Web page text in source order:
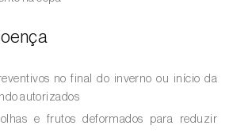
no final do inverno ou início da
autorizados
e frutos deformados para reduzir